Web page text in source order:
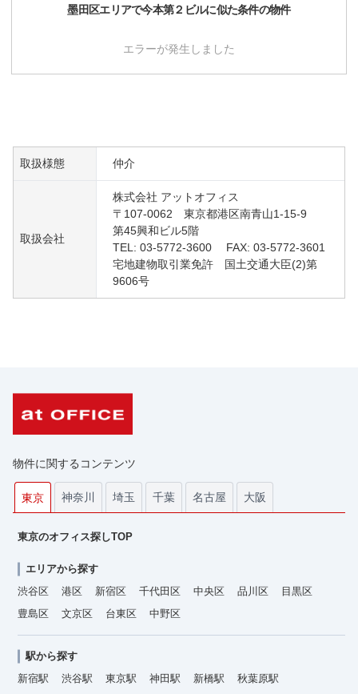
墨田区エリアで今本第２ビルに似た条件の物件
エラーが発生しました
取扱様態 仲介
取扱会社
株式会社 アットオフィス
〒107-0062 東京都港区南青山1-15-9
第45興和ビル5階
TEL: 03-5772-3600 FAX: 03-5772-3601
宅地建物取引業免許 国土交通大臣(2)第
9606号
物件に関するコンテンツ
東京 神奈川 埼玉 千葉 名古屋 大阪
東京のオフィス探しTOP
エリアから探す
渋谷区
港区 新宿区 千代田区 中央区 品川区
目黒区
豊島区
文京区 台東区 中野区
駅から探す
新宿駅
渋谷駅 東京駅 神田駅 新橋駅
秋葉原駅